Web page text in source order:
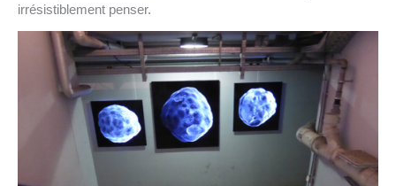
irrésistiblement penser.